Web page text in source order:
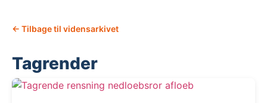
← Tilbage til vidensarkivet
Tagrender